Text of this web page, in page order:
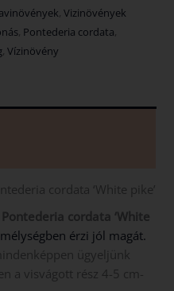
,Vizinövények
, Pontederia cordata,
,Vízinövény
cordata ‘White pike’
cordata ‘White
érzi jól magát.
ügyeljünk
a visvágott rész 4-5 cm-